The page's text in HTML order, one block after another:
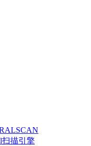
扫描引擎